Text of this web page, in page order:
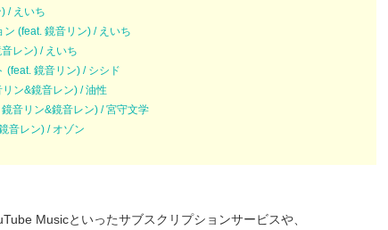
/ えいち
(feat. 鏡音リン) / えいち
レン) / えいち
(feat. 鏡音リン) / シシド
ン&鏡音レン) / 油性
音リン&鏡音レン) / 宮守文学
音レン) / オゾン
Musicといったサブスクリプションサービスや、